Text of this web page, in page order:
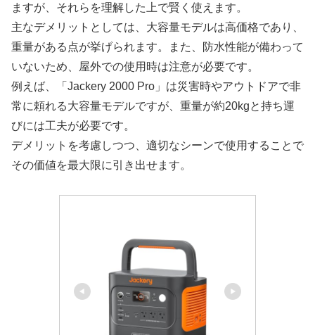
ますが、それらを理解した上で賢く使えます。
主なデメリットとしては、大容量モデルは高価格であり、
重量がある点が挙げられます。また、防水性能が備わって
いないため、屋外での使用時は注意が必要です。
例えば、「Jackery 2000 Pro」は災害時やアウトドアで非
常に頼れる大容量モデルですが、重量が約20kgと持ち運
びには工夫が必要です。
デメリットを考慮しつつ、適切なシーンで使用することで
その価値を最大限に引き出せます。